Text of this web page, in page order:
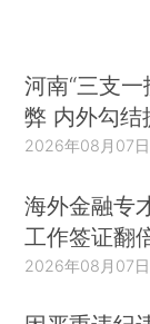
河南“三支
弊 内外勾结
2026年08月07日
海外金融专
工作签证翻
2026年08月07日